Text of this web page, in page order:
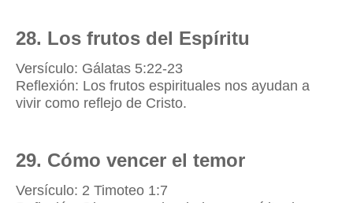
28. Los frutos del Espíritu
Versículo: Gálatas 5:22-23
Reflexión: Los frutos espirituales nos ayudan a
vivir como reflejo de Cristo.
29. Cómo vencer el temor
Versículo: 2 Timoteo 1:7